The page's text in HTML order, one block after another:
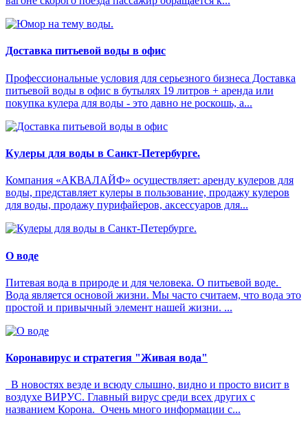
Доставка питьевой воды в офис
Профессиональные условия для серьезного бизнеса Доставка
питьевой воды в офис в бутылях 19 литров + аренда или
покупка кулера для воды - это давно не роскошь, а...
Кулеры для воды в Санкт-Петербурге.
Компания «АКВАЛАЙФ» осуществляет: аренду кулеров для
воды, представляет кулеры в пользование, продажу кулеров
для воды, продажу пурифайеров, аксессуаров для...
О воде
Питевая вода в природе и для человека. О питьевой воде.
Вода является основой жизни. Мы часто считаем, что вода это
простой и привычный элемент нашей жизни. ...
Коронавирус и стратегия "Живая вода"
В новостях везде и всюду слышно, видно и просто висит в
воздухе ВИРУС. Главный вирус среди всех других с
названием Корона. Очень много информации с...